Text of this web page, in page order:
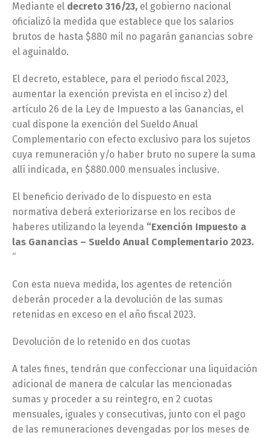
Mediante el decreto 316/23, el gobierno nacional
oficializó la medida que establece que los salarios
brutos de hasta $880 mil no pagarán ganancias sobre
el aguinaldo.
El decreto, establece, para el periodo fiscal 2023,
aumentar la exención prevista en el inciso z) del
artículo 26 de la Ley de Impuesto a las Ganancias, el
cual dispone la exención del Sueldo Anual
Complementario con efecto exclusivo para los sujetos
cuya remuneración y/o haber bruto no supere la suma
allí indicada, en $880.000 mensuales inclusive.
El beneficio derivado de lo dispuesto en esta
normativa deberá exteriorizarse en los recibos de
haberes utilizando la leyenda “Exención Impuesto a
las Ganancias – Sueldo Anual Complementario 2023.
“
Con esta nueva medida, los agentes de retención
deberán proceder a la devolución de las sumas
retenidas en exceso en el año fiscal 2023.
Devolución de lo retenido en dos cuotas
A tales fines, tendrán que confeccionar una liquidación
adicional de manera de calcular las mencionadas
sumas y proceder a su reintegro, en 2 cuotas
mensuales, iguales y consecutivas, junto con el pago
de las remuneraciones devengadas por los meses de